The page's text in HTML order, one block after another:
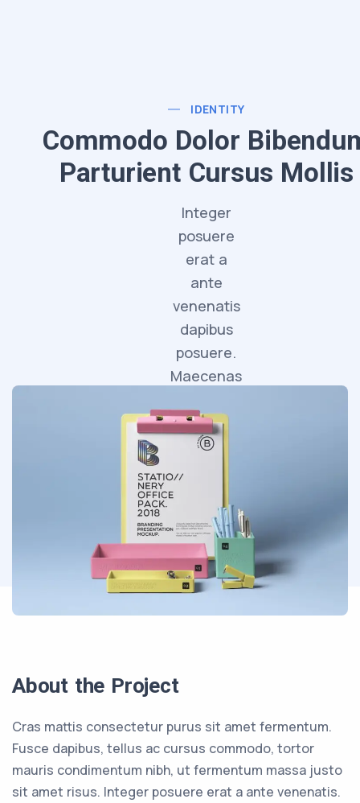
IDENTITY
Commodo Dolor
Parturient Cursus Mollis
Integer
posuere
erat a
ante
venenatis
dapibus
posuere.
Maecenas
mollis
interdum.
About the Project
Cras mattis consectetur purus sit amet fermentum.
Fusce dapibus, tellus ac cursus commodo, tortor
mauris condimentum nibh, ut fermentum massa justo
sit amet risus. Integer posuere erat a ante venenatis.